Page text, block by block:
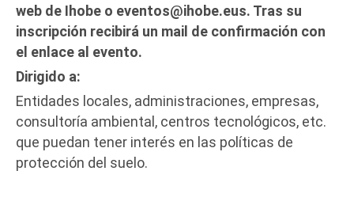
web de Ihobe o eventos@ihobe.eus. Tras su
inscripción recibirá un mail de confirmación con
el enlace al evento.
Dirigido a:
Entidades locales, administraciones, empresas,
consultoría ambiental, centros tecnológicos, etc.
que puedan tener interés en las políticas de
protección del suelo.